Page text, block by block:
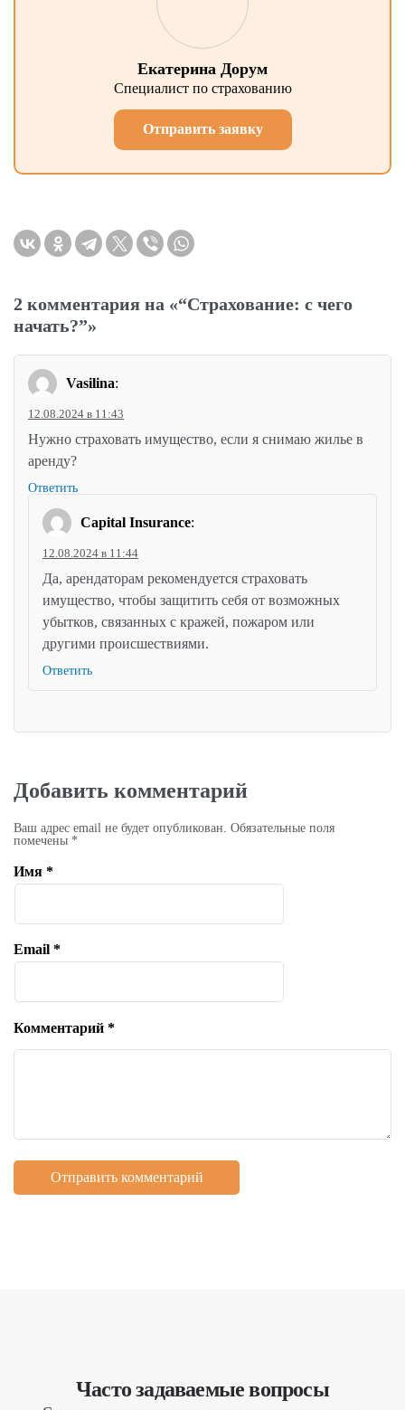
Екатерина Дорум
Специалист по страхованию
Отправить заявку
2 комментария на «“Страхование: с чего
начать?”»
Vasilina:
12.08.2024 в 11:43
Нужно страховать имущество, если я снимаю жилье в
аренду?
Ответить
Capital Insurance:
12.08.2024 в 11:44
Да, арендаторам рекомендуется страховать
имущество, чтобы защитить себя от возможных
убытков, связанных с кражей, пожаром или
другими происшествиями.
Ответить
Добавить комментарий
Ваш адрес email не будет опубликован. Обязательные поля
помечены *
Имя *
Email *
Комментарий *
Часто задаваемые вопросы